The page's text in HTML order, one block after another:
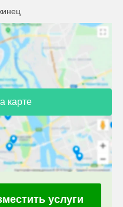
карте
услуги